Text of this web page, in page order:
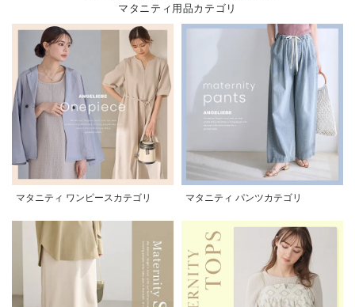
マタニティ用品カテゴリ
マタニティ ワンピースカテゴリ マタニティ パンツカテゴリ